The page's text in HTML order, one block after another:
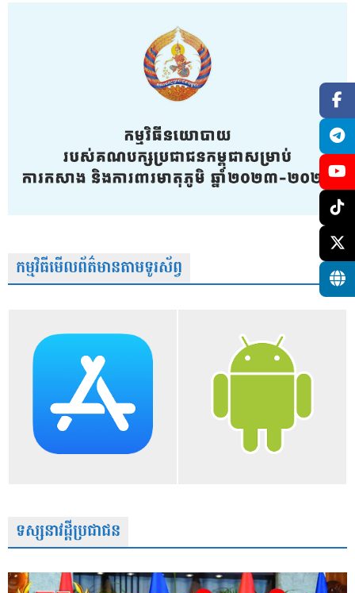
កម្មវិធីមើលព័ត៌មានតាមទូរស័ព្វ
ទស្សនាវដ្តីប្រជាជន